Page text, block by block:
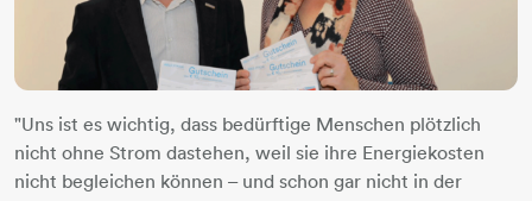
"Uns ist es wichtig, dass bedürftige Menschen plötzlich
nicht ohne Strom dastehen, weil sie ihre Energiekosten
nicht begleichen können – und schon gar nicht in der